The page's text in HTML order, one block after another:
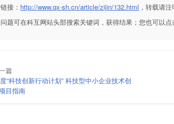
接： http://www.qx-sh.cn/article/zijin/132.html ，转载请注
题可在科互网站头部搜索关键词，获得结果；您也可以点
篇
“科技创新行动计划” 科技型中小企业技术创
目指南